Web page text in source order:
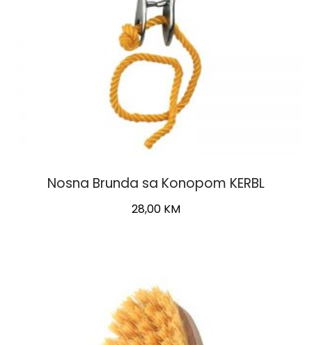
Nosna Brunda sa Konopom KERBL
28,00 KM